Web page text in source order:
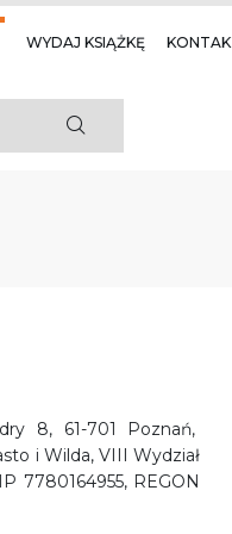
WYDAJ KSIĄŻKĘ
8, 61-701 Poznań,
i Wilda, VIII Wydział
7780164955, REGON